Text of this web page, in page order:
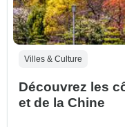
Villes & Culture
Découvrez les
et de la Chine